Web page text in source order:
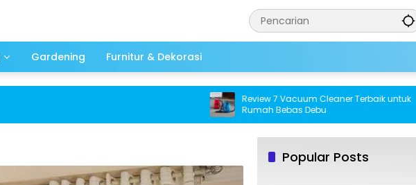
Gardening Furnitur & Dekorasi
Review 7 Vacuum Cleaner Terbaik untuk
Rumah Bebas Debu
Popular Posts